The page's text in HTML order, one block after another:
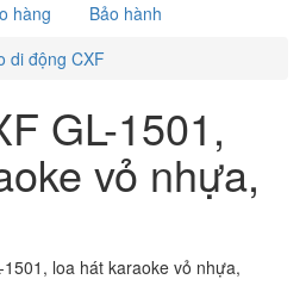
hàng
Bảo hành
di động CXF
GL-1501,
vỏ nhựa,